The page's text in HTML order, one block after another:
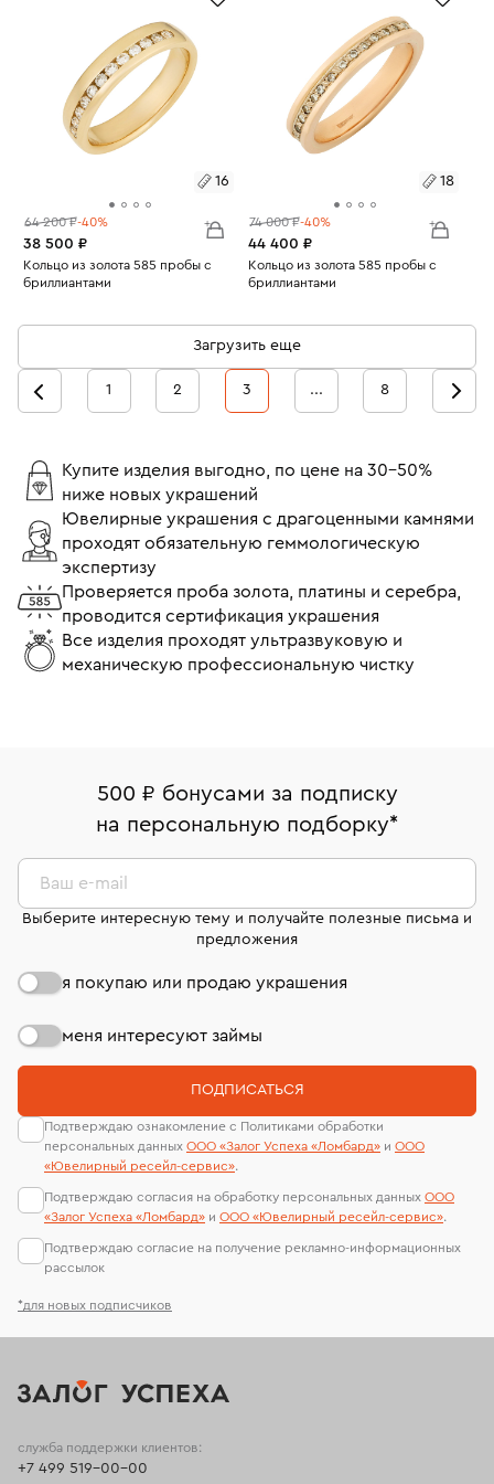
16
64 200 ₽-40%
38 500 ₽
Размеры:
Кольцо из золота 585 пробы с
бриллиантами
18
74 000 ₽-40%
44 400 ₽
Размеры:
Кольцо из золота 585 пробы с
бриллиантами
Загрузить еще
1 2 3 ... 8
Купите изделия выгодно, по цене на 30-50%
ниже новых украшений
Ювелирные украшения с драгоценными камнями
проходят обязательную геммологическую
экспертизу
Проверяется проба золота, платины и серебра,
проводится сертификация украшения
Все изделия проходят ультразвуковую и
механическую профессиональную чистку
500 ₽ бонусами за подписку
на персональную подборку*
*для новых подписчиков
Ваш e-mail
Выберите интересную тему и получайте полезные письма и
предложения
я покупаю или продаю украшения
меня интересуют займы
ПОДПИСАТЬСЯ
Подтверждаю ознакомление с Политиками обработки
персональных данных ООО «Залог Успеха «Ломбард» и ООО
«Ювелирный ресейл-сервиc».
Подтверждаю согласия на обработку персональных данных ООО
«Залог Успеха «Ломбард» и ООО «Ювелирный ресейл-сервиc».
Подтверждаю согласие на получение рекламно-информационных
рассылок
служба поддержки клиентов:
+7 499 519-00-00